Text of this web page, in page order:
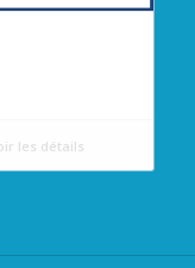
les détails